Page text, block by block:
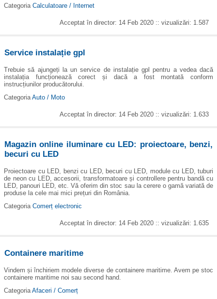
Categoria Calculatoare / Internet
Acceptat în director: 14 Feb 2020 :: vizualizări: 1.587
Service instalație gpl
Trebuie să ajungeți la un service de instalație gpl pentru a vedea dacă
instalația funcționează corect și dacă a fost montată conform
instrucțiunilor producătorului.
Categoria Auto / Moto
Acceptat în director: 14 Feb 2020 :: vizualizări: 1.633
Magazin online iluminare cu LED: proiectoare, benzi,
becuri cu LED
Proiectoare cu LED, benzi cu LED, becuri cu LED, module cu LED, tuburi
de neon cu LED, accesorii, transformatoare și controllere pentru bandă cu
LED, panouri LED, etc. Vă oferim din stoc sau la cerere o gamă variată de
produse la cele mai mici prețuri din România.
Categoria Comerț electronic
Acceptat în director: 14 Feb 2020 :: vizualizări: 1.635
Containere maritime
Vindem și închiriem modele diverse de containere maritime. Avem pe stoc
containere maritime noi sau second hand.
Categoria Afaceri / Comerț